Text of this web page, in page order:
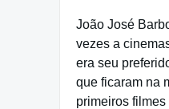
João José
vezes a
era seu
que ficaram na
primeiros